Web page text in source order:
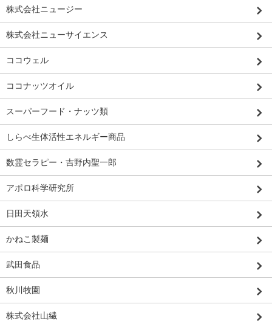
株式会社ニュージー
株式会社ニューサイエンス
ココウェル
ココナッツオイル
スーパーフード・ナッツ類
しらべ生体活性エネルギー商品
数霊セラピー・吉野内聖一郎
アポロ科学研究所
日田天領水
かねこ製麺
武田食品
秋川牧園
株式会社山繊